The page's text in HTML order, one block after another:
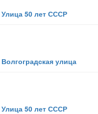
Улица 50 лет СССР
Волгоградская улица
Улица 50 лет СССР